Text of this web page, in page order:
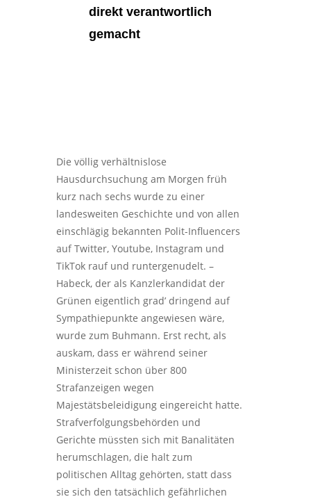
direkt verantwortlich
gemacht
Die völlig verhältnislose
Hausdurchsuchung am Morgen früh
kurz nach sechs wurde zu einer
landesweiten Geschichte und von allen
einschlägig bekannten Polit-Influencers
auf Twitter, Youtube, Instagram und
TikTok rauf und runtergenudelt. –
Habeck, der als Kanzlerkandidat der
Grünen eigentlich grad’ dringend auf
Sympathiepunkte angewiesen wäre,
wurde zum Buhmann. Erst recht, als
auskam, dass er während seiner
Ministerzeit schon über 800
Strafanzeigen wegen
Majestätsbeleidigung eingereicht hatte.
Strafverfolgungsbehörden und
Gerichte müssten sich mit Banalitäten
herumschlagen, die halt zum
politischen Alltag gehörten, statt dass
sie sich den tatsächlich gefährlichen